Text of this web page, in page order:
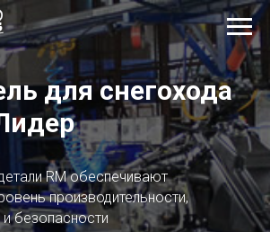
для снегохода
RM обеспечивают
производительности,
безопасности